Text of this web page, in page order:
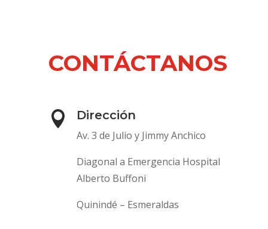
CONTÁCTANOS
 Dirección
Av. 3 de Julio y Jimmy Anchico
Diagonal a Emergencia Hospital
Alberto Buffoni
Quinindé – Esmeraldas